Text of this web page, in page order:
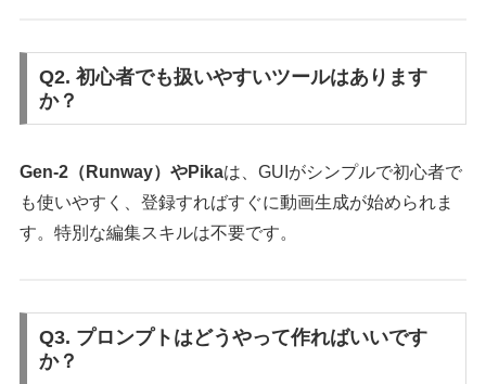
Q2. 初心者でも扱いやすいツールはあります
か？
Gen-2（Runway）やPikaは、GUIがシンプルで初心者で
も使いやすく、登録すればすぐに動画生成が始められま
す。特別な編集スキルは不要です。
Q3. プロンプトはどうやって作ればいいです
か？